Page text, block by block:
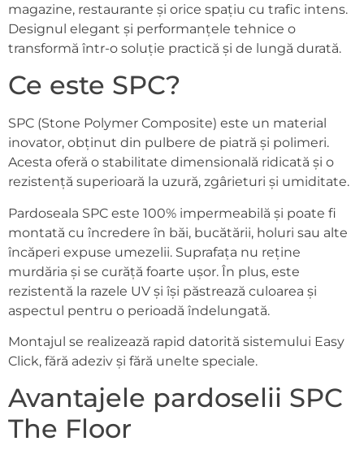
magazine, restaurante și orice spațiu cu trafic intens.
Designul elegant și performanțele tehnice o
transformă într-o soluție practică și de lungă durată.
Ce este SPC?
SPC (Stone Polymer Composite) este un material
inovator, obținut din pulbere de piatră și polimeri.
Acesta oferă o stabilitate dimensională ridicată și o
rezistență superioară la uzură, zgârieturi și umiditate.
Pardoseala SPC este 100% impermeabilă și poate fi
montată cu încredere în băi, bucătării, holuri sau alte
încăperi expuse umezelii. Suprafața nu reține
murdăria și se curăță foarte ușor. În plus, este
rezistentă la razele UV și își păstrează culoarea și
aspectul pentru o perioadă îndelungată.
Montajul se realizează rapid datorită sistemului Easy
Click, fără adeziv și fără unelte speciale.
Avantajele pardoselii SPC
The Floor